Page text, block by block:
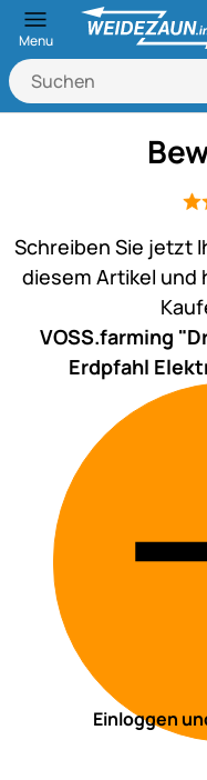
Menu
Schreiben Sie jetzt
diesem Artikel und
VOSS.farming
Erdpfahl
Einloggen